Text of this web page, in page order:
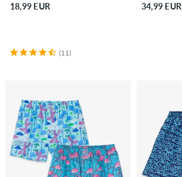
18,99 EUR
(11)
34,99 EUR